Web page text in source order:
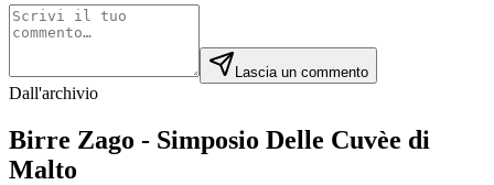
Lascia un commento
Dall'archivio
Birre Zago - Simposio Delle Cuvèe di
Malto